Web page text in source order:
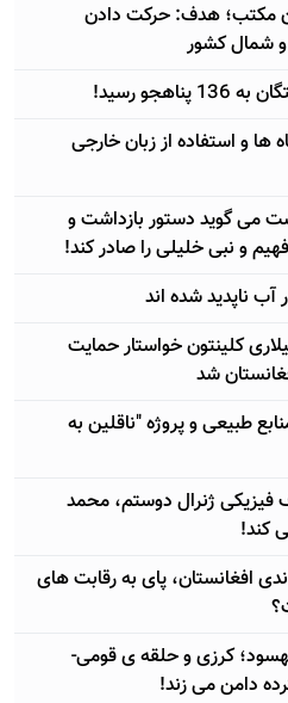
مکتب؛ هدف: حرکت دادن
و شمال کشور
رسید!
و استفاده از زبان خارجی
می گوید دستور بازداشت و
و نبی خلیلی را صادر کند!
کلینتون خواستار حمایت
شد
طبیعی و پروژه "ناقلین به
فیزیکی ژنرال دوستم، محمد
کند!
افغانستان، پای به رقابت های
کرزی و حلقه ی قومی-
دامن می زند!